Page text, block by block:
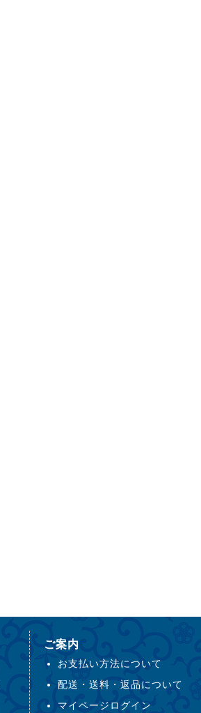
ご案内
お支払い方法について
配送・送料・返品について
マイページログイン